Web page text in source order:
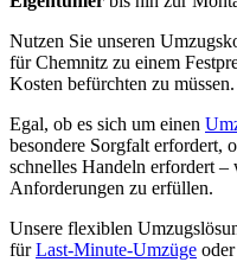
Nutzen Sie unseren
für Chemnitz zu einem
Kosten befürchten zu müssen.
Egal, ob es sich um einen
besondere Sorgfalt erfordert,
schnelles Handeln erfordert
Anforderungen zu erfüllen.
Unsere flexiblen
fürLast-Minute-Umzüge